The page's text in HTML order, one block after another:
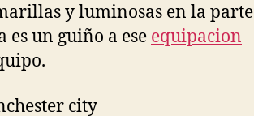
y luminosas en la parte
un guiño a ese equipacion